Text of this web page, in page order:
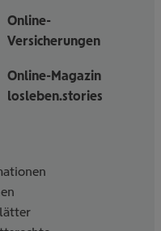
Online-
Versicherungen
Online-Magazin
losleben.stories